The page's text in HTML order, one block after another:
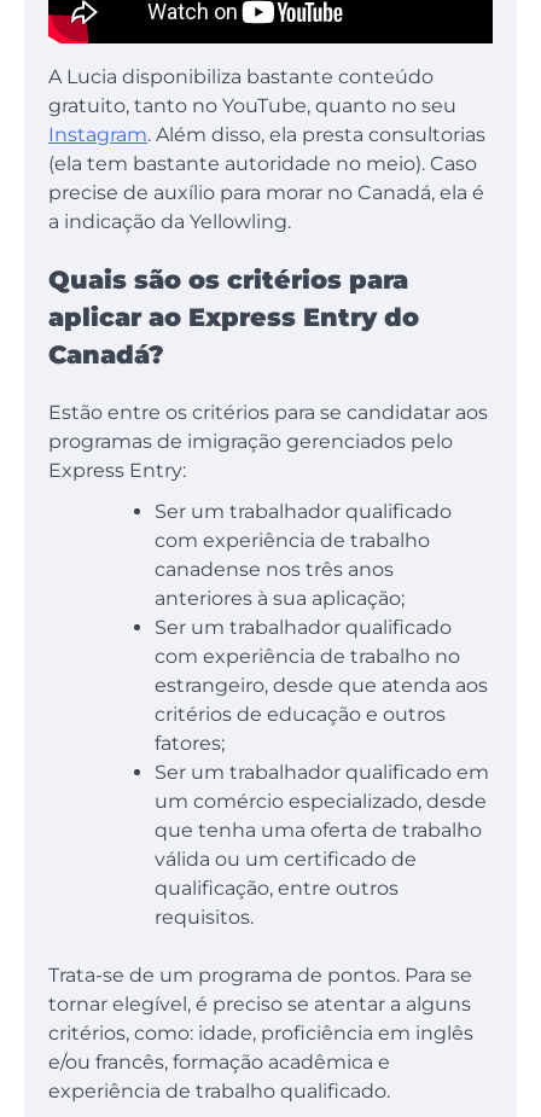
A Lucia disponibiliza bastante conteúdo
gratuito, tanto no YouTube, quanto no seu
Instagram. Além disso, ela presta consultorias
(ela tem bastante autoridade no meio). Caso
precise de auxílio para morar no Canadá, ela é
a indicação da Yellowling.
Quais são os critérios para
aplicar ao Express Entry do
Canadá?
Estão entre os critérios para se candidatar aos
programas de imigração gerenciados pelo
Express Entry:
Ser um trabalhador qualificado
com experiência de trabalho
canadense nos três anos
anteriores à sua aplicação;
Ser um trabalhador qualificado
com experiência de trabalho no
estrangeiro, desde que atenda aos
critérios de educação e outros
fatores;
Ser um trabalhador qualificado em
um comércio especializado, desde
que tenha uma oferta de trabalho
válida ou um certificado de
qualificação, entre outros
requisitos.
Trata-se de um programa de pontos. Para se
tornar elegível, é preciso se atentar a alguns
critérios, como: idade, proficiência em inglês
e/ou francês, formação acadêmica e
experiência de trabalho qualificado.